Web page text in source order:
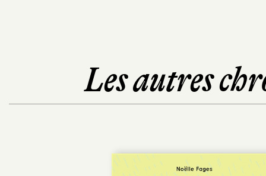
Les autres